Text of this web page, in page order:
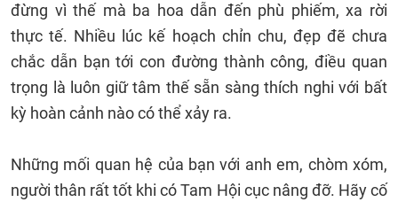
đừng vì thế mà ba hoa dẫn đến phù phiếm, xa rời
thực tế. Nhiều lúc kế hoạch chỉn chu, đẹp đẽ chưa
chắc dẫn bạn tới con đường thành công, điều quan
trọng là luôn giữ tâm thế sẵn sàng thích nghi với bất
kỳ hoàn cảnh nào có thể xảy ra.
Những mối quan hệ của bạn với anh em, chòm xóm,
người thân rất tốt khi có Tam Hội cục nâng đỡ. Hãy cố